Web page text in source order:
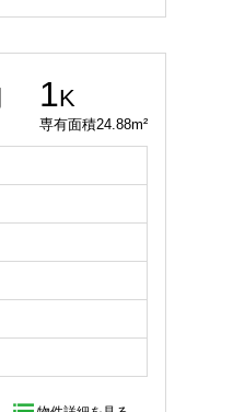
1K
専有面積24.88m²